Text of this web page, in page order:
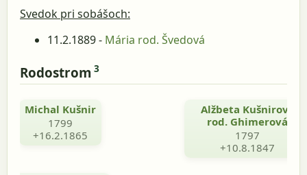
Svedok pri sobášoch:
11.2.1889 - Mária rod. Švedová
Rodostrom 3
Michal Kušnir
1799
+16.2.1865
Alžbeta Kušnirová
rod. Ghimerová
1797
+10.8.1847